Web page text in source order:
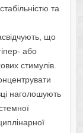
та
що
або
стимулів.
наголошують